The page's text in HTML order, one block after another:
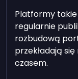
Platformy
regularnie
rozbudową
przekładają
czasem.